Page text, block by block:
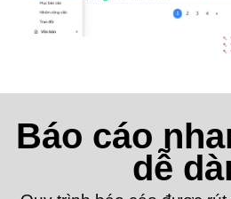
Báo cáo
dễ